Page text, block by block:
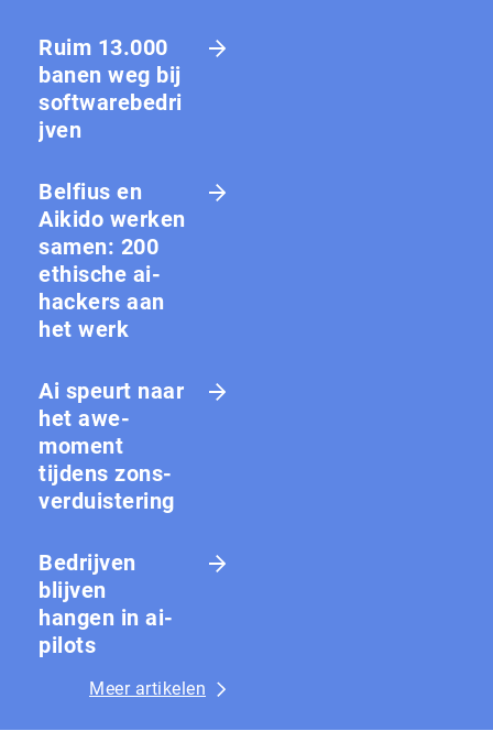
Ruim 13.000
banen weg bij
softwarebedri
jven
Belfius en
Aikido werken
samen: 200
ethische ai-
hackers aan
het werk
Ai speurt naar
het awe-
moment
tijdens zons­
ver­duis­te­ring
Bedrijven
blijven
hangen in ai-
pilots
Meer artikelen